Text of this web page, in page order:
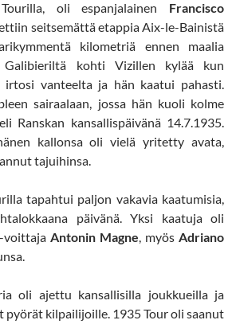
oli espanjalainen Francisco
seitsemättä etappia Aix-le-Bainistä
kilometriä ennen maalia
kohti Vizillen kylää kun
irtosi vanteelta ja hän kaatui pahasti.
sairaalaan, jossa hän kuoli kolme
Ranskan kansallispäivänä 14.7.1935.
kallonsa oli vielä yritetty avata,
tajuihinsa.
tapahtui paljon vakavia kaatumisia,
päivänä. Yksi kaatuja oli
voittaja Antonin Magne, myös Adriano
oli ajettu kansallisilla joukkueilla ja
pyörät kilpailijoille. 1935 Tour oli saanut